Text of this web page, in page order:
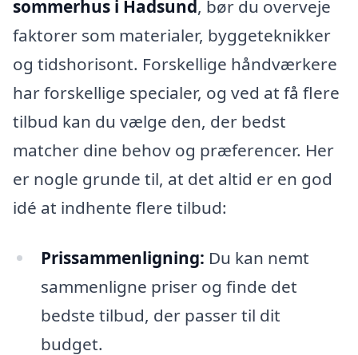
sommerhus i Hadsund, bør du overveje
faktorer som materialer, byggeteknikker
og tidshorisont. Forskellige håndværkere
har forskellige specialer, og ved at få flere
tilbud kan du vælge den, der bedst
matcher dine behov og præferencer. Her
er nogle grunde til, at det altid er en god
idé at indhente flere tilbud:
Prissammenligning: Du kan nemt
sammenligne priser og finde det
bedste tilbud, der passer til dit
budget.